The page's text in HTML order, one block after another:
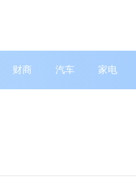
财商 汽车 家电